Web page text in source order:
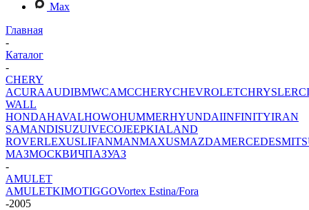
Max
Главная
-
Каталог
-
CHERY
ACURAAUDIBMWCAMCCHERYCHEVROLETCHRYSLER
WALL
HONDAHAVALHOWOHUMMERHYUNDAIINFINITYIRAN
SAMANDISUZUIVECOJEEPKIALAND
ROVERLEXUSLIFANMANMAXUSMAZDAMERCEDES
МАЗМОСКВИЧПАЗУАЗ
-
AMULET
AMULETKIMOTIGGOVortex Estina/Fora
-2005